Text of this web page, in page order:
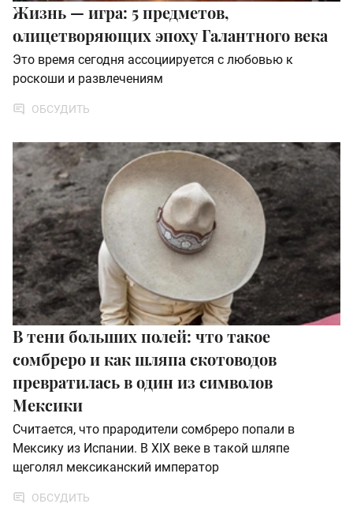
Жизнь — игра: 5 предметов,
олицетворяющих эпоху Галантного века
Это время сегодня ассоциируется с любовью к
роскоши и развлечениям
ОБСУДИТЬ
В тени больших полей: что такое
сомбреро и как шляпа скотоводов
превратилась в один из символов
Мексики
Считается, что прародители сомбреро попали в
Мексику из Испании. В XIX веке в такой шляпе
щеголял мексиканский император
ОБСУДИТЬ